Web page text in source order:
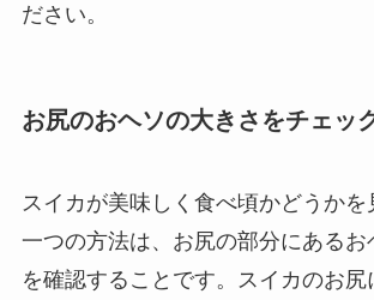
ださい。
お尻のおヘソの大きさをチェッ
スイカが美味しく食べ頃かどうかを
一つの方法は、お尻の部分にあるお
を確認することです。スイカのお尻